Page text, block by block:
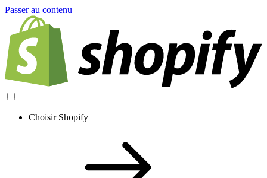
Passer au contenu
Choisir Shopify